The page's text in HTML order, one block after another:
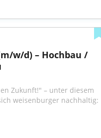
w/d) – Hochbau /
Zukunft!" – unter diesem
weisenburger nachhaltig: